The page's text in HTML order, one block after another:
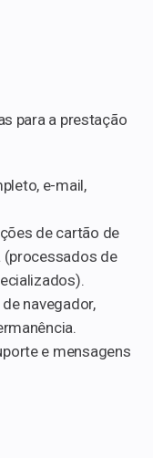
para a prestação
e-mail,
de cartão de
(processados de
navegador,
e mensagens